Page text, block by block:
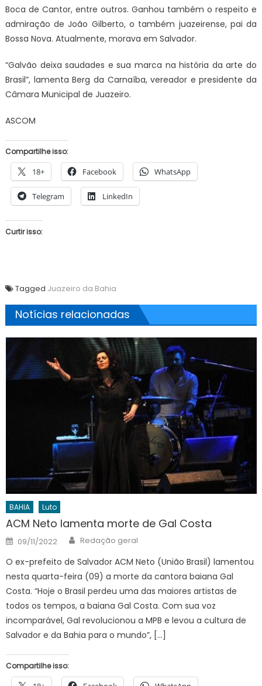
Boca de Cantor, entre outros. Ganhou também o respeito e
admiração de João Gilberto, o também juazeirense, pai da
Bossa Nova. Atualmente, morava em Salvador.
“Galvão deixa saudades e sua marca na história da arte do
Brasil”, lamenta Berg da Carnaíba, vereador e presidente da
Câmara Municipal de Juazeiro.
ASCOM
Compartilhe isso:
18+ Facebook WhatsApp
Telegram LinkedIn
Curtir isso:
Tagged Juazeiro da Bahia
Notícias relacionadas
BAHIA Luto
ACM Neto lamenta morte de Gal Costa
Posted
on
09/11/2022 Author
Redação geral
O ex-prefeito de Salvador ACM Neto (União Brasil) lamentou
nesta quarta-feira (09) a morte da cantora baiana Gal
Costa. “Hoje o Brasil perdeu uma das maiores artistas de
todos os tempos, a baiana Gal Costa. Com sua voz
incomparável, Gal revolucionou a MPB e levou a cultura de
Salvador e da Bahia para o mundo”, […]
Compartilhe isso: